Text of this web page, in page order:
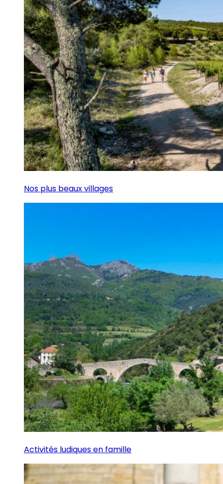
Nos plus beaux villages
Activités ludiques en famille